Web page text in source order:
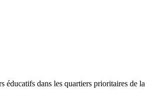
dans les quartiers prioritaires de la